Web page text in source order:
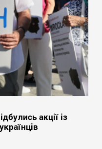
акції із